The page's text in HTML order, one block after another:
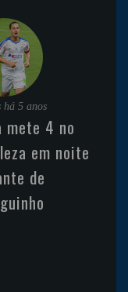
há 5 anos
mete 4 no
em noite
de